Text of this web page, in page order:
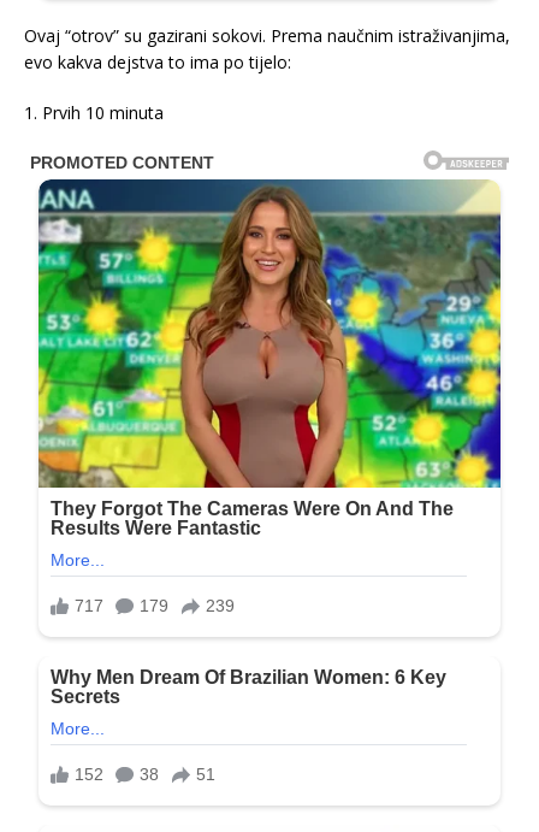
Ovaj “otrov” su gazirani sokovi. Prema naučnim istraživanjima,
evo kakva dejstva to ima po tijelo:
1. Prvih 10 minuta